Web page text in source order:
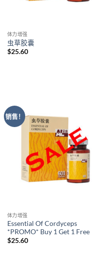
体力增强
虫草胶囊
$25.60
销售！
体力增强
Essential Of Cordyceps
*PROMO* Buy 1 Get 1 Free
$25.60